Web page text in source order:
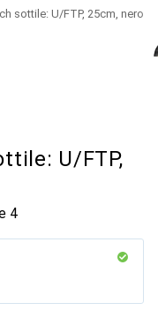
sottile: U/FTP, 25cm, nero
U/FTP,
4